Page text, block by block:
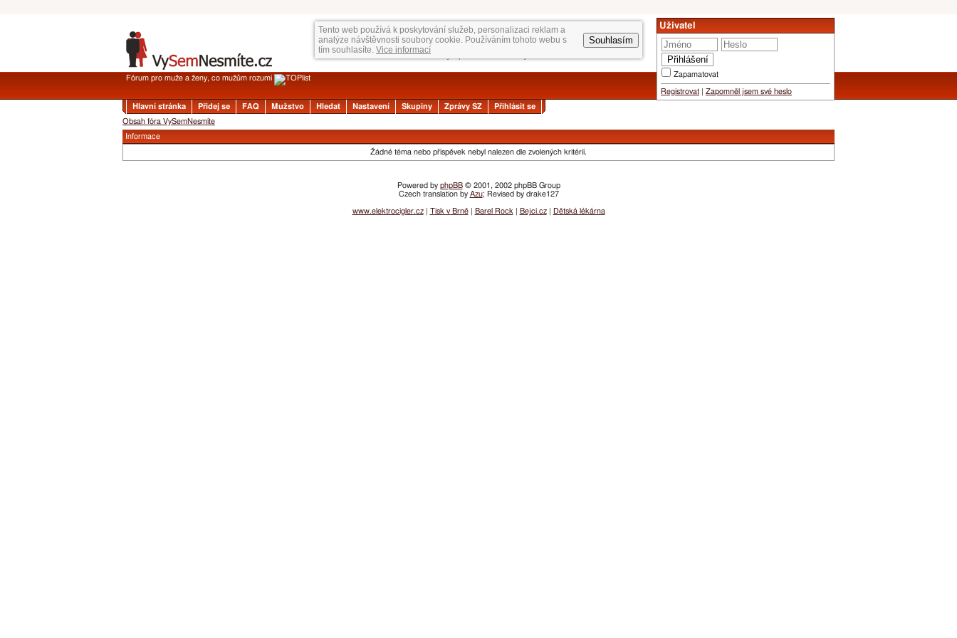
Tento web používá k poskytování služeb, personalizaci reklam a
analýze návštěvnosti soubory cookie. Používáním tohoto webu s
tím souhlasíte. Vice informací
Souhlasím
Uživatel
Zapamatovat
Registrovat Zapomněl jsem své heslo
Fórum pro muže a ženy, co mužům rozumí
Hlavní stránka Přidej se FAQ Mužstvo Hledat Nastavení Skupiny Zprávy SZ
Přihlásit se
Obsah fóra VySemNesmíte
Informace
Žádné téma nebo příspěvek nebyl nalezen dle zvolených kritérií.
Powered by phpBB© 2001, 2002 phpBB Group
Czech translation by Azu; Revised by drake127
www.elektrocigler.cz| Tisk v Brně| Barel Rock Bejci.cz| Dětská lékárna